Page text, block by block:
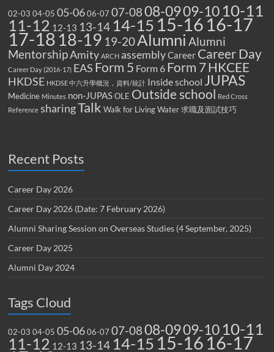
02-03 04-05 05-06 06-07 07-0808-0909-10 10-11
11-12 12-13 13-14 14-15 15-16 16-17
17-18 18-19 19-20Alumni Alumni
MentorshipAmity ARCH assemblyCareer Career Day
Career Day (2016-17) EAS Form 5 Form 6 Form 7HKCEE
HKDSE HKDSE 中六升學概況，資料/統計 Inside school JUPAS
Medicine Minutes non-JUPAS OLE Outside school Red Cross
Reference sharingTalk Walk for Living Water 求職及面試技巧
Recent Posts
Career Day 2026
Career Day 2026 (Date: 7 February 2026)
Alumni Sharing Session on Overseas Studies (4 September, 2025)
Career Day 2025
Alumni Day 2024
Tags Cloud
02-03 04-05 05-06 06-07 07-0808-0909-10 10-11
11-12 12-13 13-14 14-15 15-16 16-17